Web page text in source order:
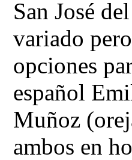
San José
variado
opciones
español
Muñoz
ambos en